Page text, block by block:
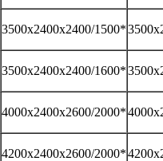
3500х2400х2400/1500*
3500х2400х2400/1600*
4000х2400х2600/2000*
4200х2400х2600/2000*